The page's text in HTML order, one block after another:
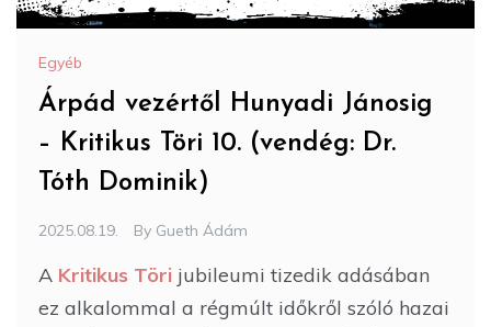
Egyéb
Árpád vezértől Hunyadi Jánosig
– Kritikus Töri 10. (vendég: Dr.
Tóth Dominik)
2025.08.19. By Gueth Ádám
A Kritikus Töri jubileumi tizedik adásában
ez alkalommal a régmúlt időkről szóló hazai